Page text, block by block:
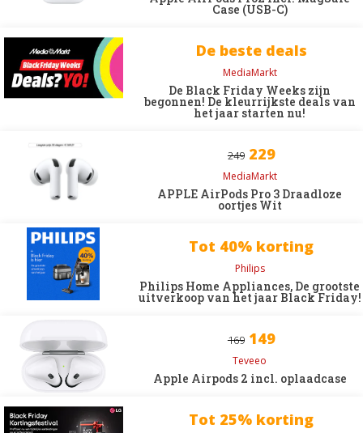
Case (USB-C)
De beste deals
MediaMarkt
De Black Friday Weeks zijn
begonnen! De kleurrijkste deals van
het jaar starten nu!
249 229
MediaMarkt
APPLE AirPods Pro 3 Draadloze
oortjes Wit
Tot 40% korting
Philips
Philips Home Appliances, De grootste
uitverkoop van het jaar Black Friday!
169 149
Teveeo
Apple Airpods 2 incl. oplaadcase
Tot 25% korting